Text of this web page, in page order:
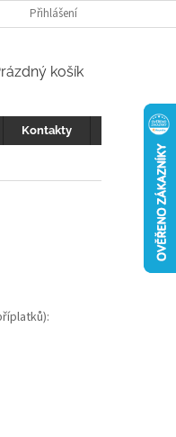
REKLAMACE
Přihlášení
košík
Kontakty